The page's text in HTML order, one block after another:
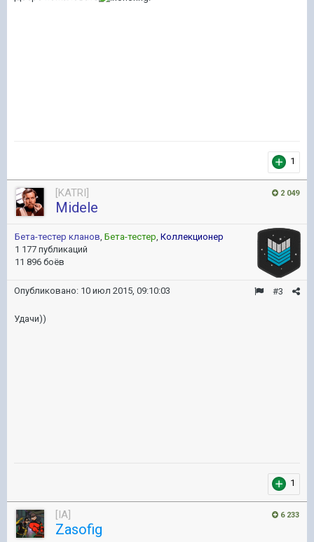
1
2 049
[KATRI]
Midele
Бета-тестер кланов, Бета-тестер, Коллекционер
1 177 публикаций
11 896 боёв
#3
Опубликовано: 10 июл 2015, 09:10:03
Удачи))
1
6 233
[IA]
Zasofig